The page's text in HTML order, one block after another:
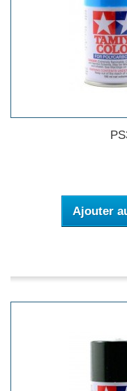
Ajouter